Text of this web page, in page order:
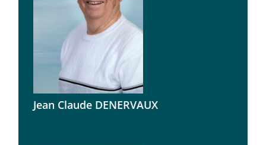
Jean Claude DENERVAUX